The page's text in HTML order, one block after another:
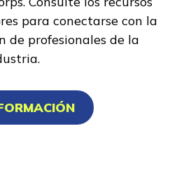
para conectarse con la
de profesionales de la